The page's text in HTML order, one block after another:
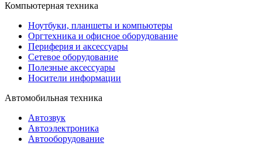
Компьютерная техника
Ноутбуки, планшеты и компьютеры
Оргтехника и офисное оборудование
Периферия и аксессуары
Cетевое оборудование
Полезные аксессуары
Носители информации
Автомобильная техника
Автозвук
Автоэлектроника
Автооборудование